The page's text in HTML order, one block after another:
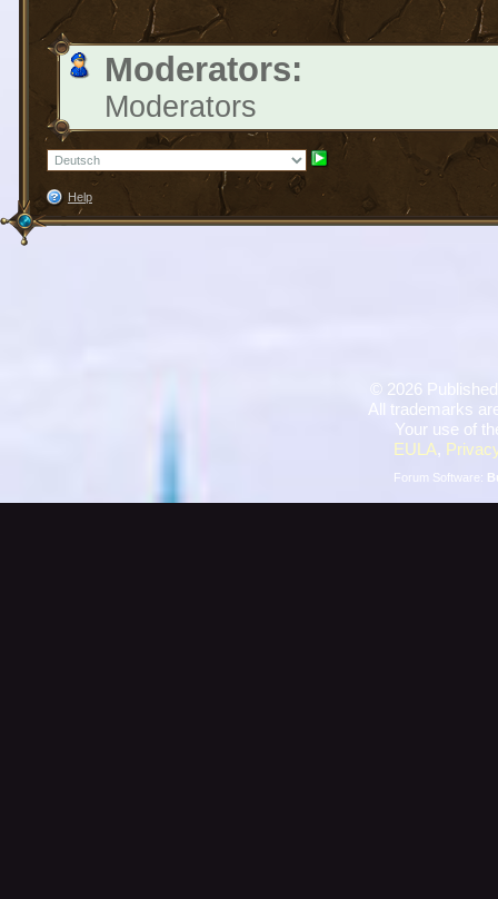
Moderators:
Moderators
Help
2026
All trademarks
Your use of
EULA,
Forum Software: